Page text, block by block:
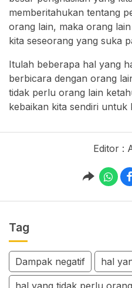
memberitahukan tentang
orang lain, maka orang
kita seseorang yang suka
Itulah beberapa hal yang
berbicara dengan orang
tidak perlu orang lain
kebaikan kita sendiri untuk
Editor :
Tag
Dampak negatif hal
hal yang tidak perlu